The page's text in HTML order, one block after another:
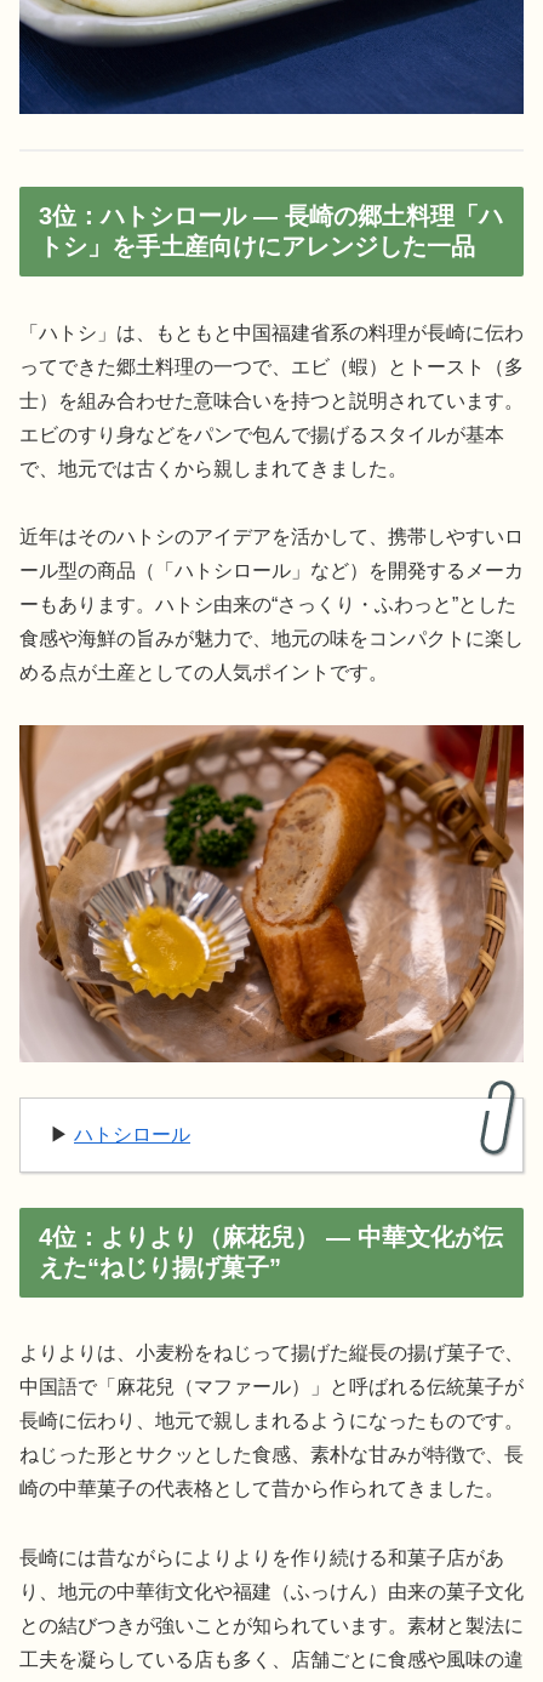
3位：ハトシロール — 長崎の郷土料理「ハ
トシ」を手土産向けにアレンジした一品
「ハトシ」は、もともと中国福建省系の料理が長崎に伝わ
ってできた郷土料理の一つで、エビ（蝦）とトースト（多
士）を組み合わせた意味合いを持つと説明されています。
エビのすり身などをパンで包んで揚げるスタイルが基本
で、地元では古くから親しまれてきました。
近年はそのハトシのアイデアを活かして、携帯しやすいロ
ール型の商品（「ハトシロール」など）を開発するメーカ
ーもあります。ハトシ由来の“さっくり・ふわっと”とした
食感や海鮮の旨みが魅力で、地元の味をコンパクトに楽し
める点が土産としての人気ポイントです。
▶︎ ハトシロール
4位：よりより（麻花兒） — 中華文化が伝
えた“ねじり揚げ菓子”
よりよりは、小麦粉をねじって揚げた縦長の揚げ菓子で、
中国語で「麻花兒（マファール）」と呼ばれる伝統菓子が
長崎に伝わり、地元で親しまれるようになったものです。
ねじった形とサクッとした食感、素朴な甘みが特徴で、長
崎の中華菓子の代表格として昔から作られてきました。
長崎には昔ながらによりよりを作り続ける和菓子店があ
り、地元の中華街文化や福建（ふっけん）由来の菓子文化
との結びつきが強いことが知られています。素材と製法に
工夫を凝らしている店も多く、店舗ごとに食感や風味の違